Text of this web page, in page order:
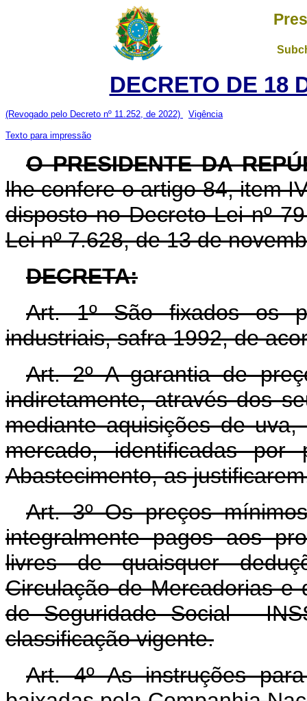
DECRETO DE 18
(Revogado pelo Decreto nº 11.252, de 2022) Vigência
Texto para impressão
O PRESIDENTE DA
lhe confere o artigo 84, item
disposto no Decreto-Lei nº
Lei nº 7.628, de 13 de
DECRETA:
Art. 1º São fixados os
industriais, safra 1992, de
Art. 2º A garantia de
indiretamente, através dos
mediante aquisições de
mercado, identificadas
Abastecimento, as
Art. 3º Os preços
integralmente pagos aos
livres de quaisquer
Circulação de Mercadorias e
de Seguridade Social -
classificação vigente.
Art. 4º As instruções